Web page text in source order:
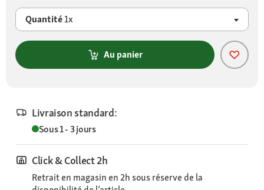
Quantité1x
Au panier
Livraison standard:
Sous 1 - 3 jours
Click & Collect 2h
Retrait en magasin en 2h sous réserve de la